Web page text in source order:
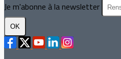
Je m'abonne à la newsletter
OK